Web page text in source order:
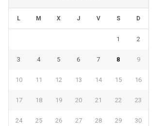
L M X J V S D
1 2
3 4 5 6 7 8 9
10 11 12 13 14 15 16
17 18 19 20 21 22 23
24 25 26 27 28 29 30